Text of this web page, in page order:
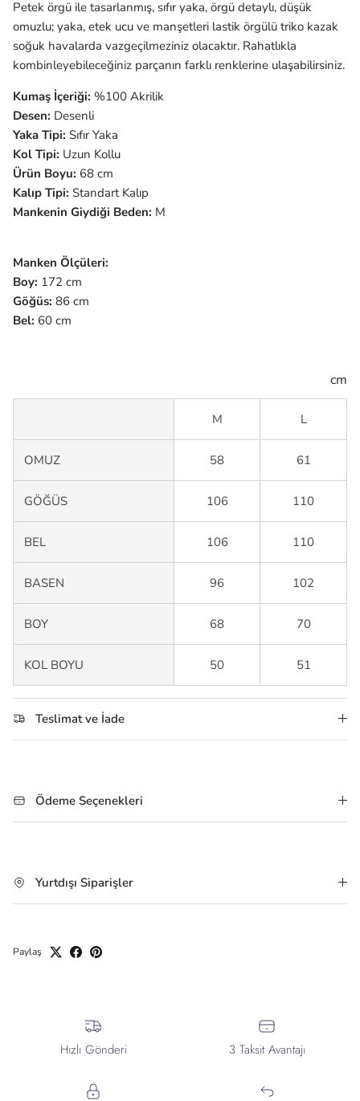
Petek örgü ile tasarlanmış, sıfır yaka, örgü detaylı, düşük
omuzlu; yaka, etek ucu ve manşetleri lastik örgülü triko kazak
soğuk havalarda vazgeçilmeziniz olacaktır. Rahatlıkla
kombinleyebileceğiniz parçanın farklı renklerine ulaşabilirsiniz.
Kumaş İçeriği: %100 Akrilik
Desen: Desenli
Yaka Tipi: Sıfır Yaka
Kol Tipi: Uzun Kollu
Ürün Boyu: 68 cm
Kalıp Tipi: Standart Kalıp
Mankenin Giydiği Beden: M
Manken Ölçüleri:
Boy: 172 cm
Göğüs: 86 cm
Bel: 60 cm
cm
M L
OMUZ 58 61
GÖĞÜS 106 110
BEL 106 110
BASEN 96 102
BOY 68 70
KOL BOYU 50 51
Teslimat ve İade
Ödeme Seçenekleri
Yurtdışı Siparişler
Paylaş
Hızlı Gönderi 3 Taksit Avantajı